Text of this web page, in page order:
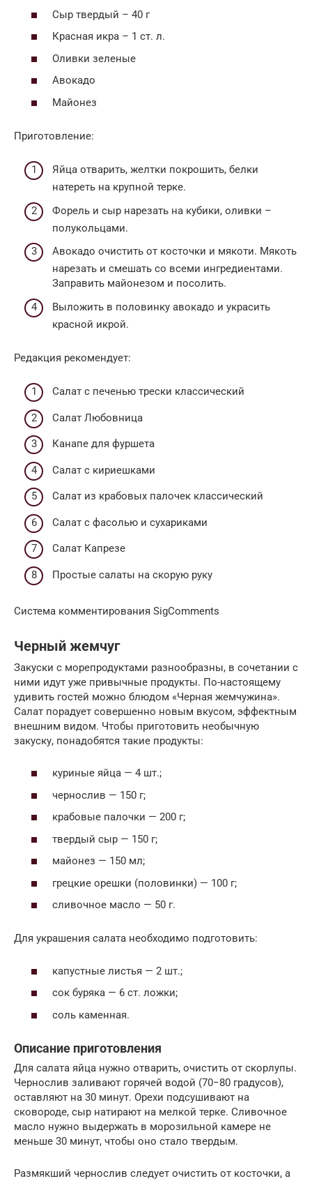
Сыр твердый – 40 г
Красная икра – 1 ст. л.
Оливки зеленые
Авокадо
Майонез
Приготовление:
Яйца отварить, желтки покрошить, белки
натереть на крупной терке.
Форель и сыр нарезать на кубики, оливки –
полукольцами.
Авокадо очистить от косточки и мякоти. Мякоть
нарезать и смешать со всеми ингредиентами.
Заправить майонезом и посолить.
Выложить в половинку авокадо и украсить
красной икрой.
Редакция рекомендует:
Cалат с печенью трески классический
Салат Любовница
Канапе для фуршета
Салат с кириешками
Салат из крабовых палочек классический
Салат с фасолью и сухариками
Салат Капрезе
Простые салаты на скорую руку
Система комментирования SigComments
Черный жемчуг
Закуски с морепродуктами разнообразны, в сочетании с
ними идут уже привычные продукты. По-настоящему
удивить гостей можно блюдом «Черная жемчужина».
Салат порадует совершенно новым вкусом, эффектным
внешним видом. Чтобы приготовить необычную
закуску, понадобятся такие продукты:
куриные яйца — 4 шт.;
чернослив — 150 г;
крабовые палочки — 200 г;
твердый сыр — 150 г;
майонез — 150 мл;
грецкие орешки (половинки) — 100 г;
сливочное масло — 50 г.
Для украшения салата необходимо подготовить:
капустные листья — 2 шт.;
сок буряка — 6 ст. ложки;
соль каменная.
Описание приготовления
Для салата яйца нужно отварить, очистить от скорлупы.
Чернослив заливают горячей водой (70−80 градусов),
оставляют на 30 минут. Орехи подсушивают на
сковороде, сыр натирают на мелкой терке. Сливочное
масло нужно выдержать в морозильной камере не
меньше 30 минут, чтобы оно стало твердым.
Размякший чернослив следует очистить от косточки, а